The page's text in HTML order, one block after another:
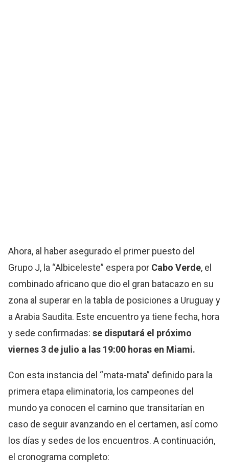
Ahora, al haber asegurado el primer puesto del
Grupo J, la “Albiceleste” espera por Cabo Verde, el
combinado africano que dio el gran batacazo en su
zona al superar en la tabla de posiciones a Uruguay y
a Arabia Saudita. Este encuentro ya tiene fecha, hora
y sede confirmadas:se disputará el próximo
viernes 3 de julio a las 19:00 horas en Miami.
Con esta instancia del “mata-mata” definido para la
primera etapa eliminatoria, los campeones del
mundo ya conocen el camino que transitarían en
caso de seguir avanzando en el certamen, así como
los días y sedes de los encuentros. A continuación,
el cronograma completo: